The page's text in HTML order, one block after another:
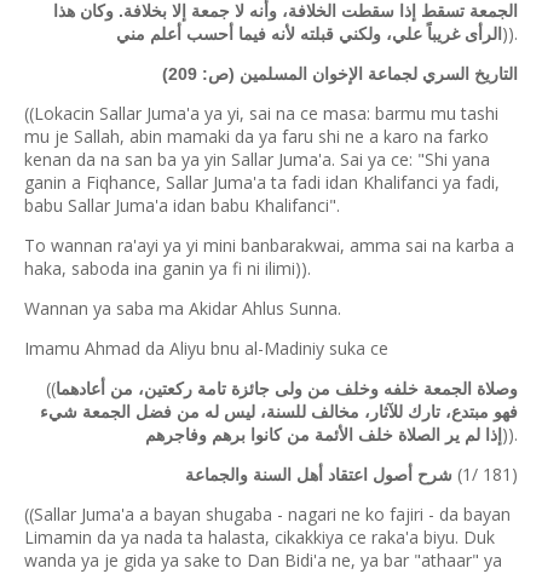
الجمعة تسقط إذا سقطت الخلافة، وأنه لا جمعة إلا بخلافة. وكان هذا
الرأى غريباً علي، ولكني قبلته لأنه فيما أحسب أعلم مني )).
التاريخ السري لجماعة الإخوان المسلمين (ص: 209)
((Lokacin Sallar Juma'a ya yi, sai na ce masa: barmu mu tashi
mu je Sallah, abin mamaki da ya faru shi ne a karo na farko
kenan da na san ba ya yin Sallar Juma'a. Sai ya ce: "Shi yana
ganin a Fiqhance, Sallar Juma'a ta fadi idan Khalifanci ya fadi,
babu Sallar Juma'a idan babu Khalifanci".
To wannan ra'ayi ya yi mini banbarakwai, amma sai na karba a
haka, saboda ina ganin ya fi ni ilimi)).
Wannan ya saba ma Akidar Ahlus Sunna.
Imamu Ahmad da Aliyu bnu al-Madiniy suka ce
((وصلاة الجمعة خلفه وخلف من ولى جائزة تامة ركعتين، من أعادهما
فهو مبتدع، تارك للآثار، مخالف للسنة، ليس له من فضل الجمعة شيء
إذا لم ير الصلاة خلف الأئمة من كانوا برهم وفاجرهم )).
شرح أصول اعتقاد أهل السنة والجماعة (1/ 181)
((Sallar Juma'a a bayan shugaba - nagari ne ko fajiri - da bayan
Limamin da ya nada ta halasta, cikakkiya ce raka'a biyu. Duk
wanda ya je gida ya sake to Dan Bidi'a ne, ya bar "athaar" ya